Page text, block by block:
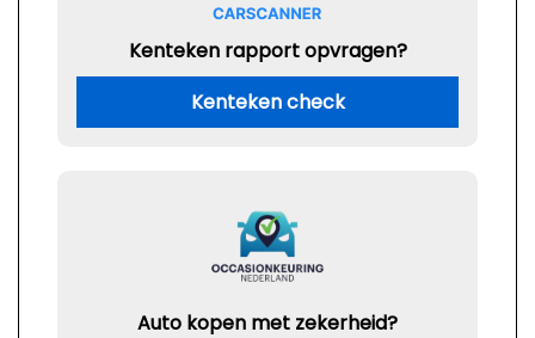
Kenteken rapport opvragen?
Kenteken check
Auto kopen met zekerheid?